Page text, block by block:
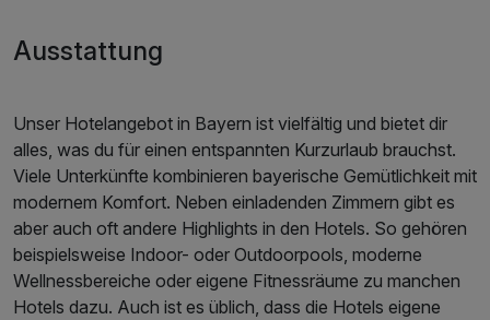
Ausstattung
Unser Hotelangebot in Bayern ist vielfältig und bietet dir
alles, was du für einen entspannten Kurzurlaub brauchst.
Viele Unterkünfte kombinieren bayerische Gemütlichkeit mit
modernem Komfort. Neben einladenden Zimmern gibt es
aber auch oft andere Highlights in den Hotels. So gehören
beispielsweise Indoor- oder Outdoorpools, moderne
Wellnessbereiche oder eigene Fitnessräume zu manchen
Hotels dazu. Auch ist es üblich, dass die Hotels eigene